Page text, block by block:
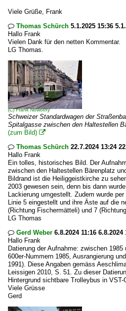
Viele Grüße, Frank
 Thomas Schürch 5.1.2025 15:36
Hallo Frank
Vielen Dank für den netten Kommentar.
LG Thomas.
(C)Frank Nowotny
Schweizer Standardwagen der
Spitalgasse zwischen den Haltestellen
(zum Bild) 
 Thomas Schürch 22.7.2024 13:24
Hallo Frank
Ein tolles, historisches Bild. Der
zwischen den Haltestellen Bärenplatz
Bildrand ist die Heiliggeistkirche zu
2003 gewesen sein, denn bis dann
Lackierung umgestellt. Zudem wurde
Linie 5 eingestellt und ihre Äste auf die
(Richtung Fischermätteli) und 7
LG Thomas
 Gerd Weber 6.8.2024 11:16 6.8.2024
Hallo Frank
Datierung der Aufnahme: zwischen 1985
600er-Nummern 1985, Ausrangierung
1991). Diese Angaben gemäss
Leissigen 2010, S. 51. Zu dieser
Hintergrund sichtbare Trolleybus in VST-
Viele Grüsse
Gerd